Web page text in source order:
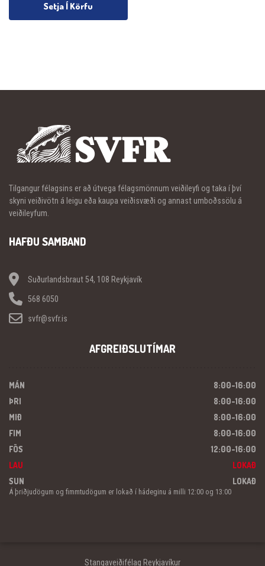
Setja Í Körfu
Tilgangur félagsins er að útvega félagsmönnum veiðileyfi og taka í því
skyni veiðivötn á leigu eða kaupa veiðisvæði og annast umboðssölu á
veiðileyfum.
HAFÐU SAMBAND
Suðurlandsbraut 54, 108 Reykjavík
568 6050
svfr@svfr.is
AFGREIÐSLUTÍMAR
MÁN
8:00-16:00
ÞRI
8:00-16:00
MIÐ
8:00-16:00
FIM
8:00-16:00
FÖS
12:00-16:00
LAU
LOKAÐ
SUN
LOKAÐ
Á þriðjudögum og fimmtudögum er lokað í hádeginu á milli 12:00 og 13:00
Stangaveiðifélag Reykjavíkur